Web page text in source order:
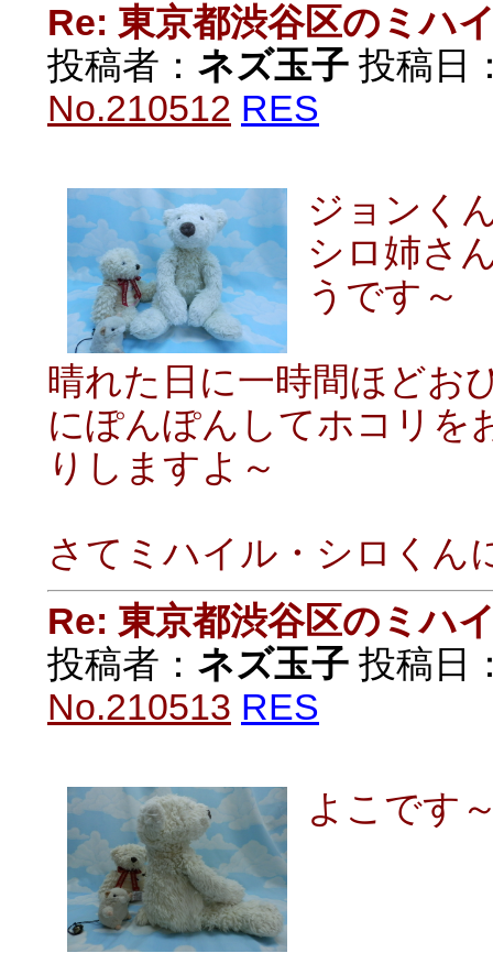
Re: 東京都渋谷区のミハ
投稿者： ネズ玉子 投稿日
No.210512 RES
ジョンく
シロ姉さ
うです～
晴れた日に一時間ほどお
にぽんぽんしてホコリを
りしますよ～
さてミハイル・シロくん
Re: 東京都渋谷区のミハ
投稿者： ネズ玉子 投稿日
No.210513 RES
よこです